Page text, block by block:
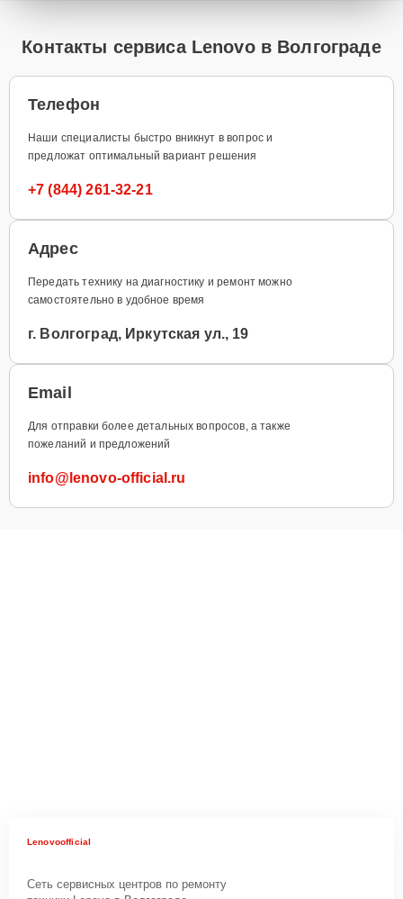
Контакты сервиса Lenovo в Волгограде
Телефон
Наши специалисты быстро вникнут в вопрос и
предложат оптимальный вариант решения
+7 (844) 261-32-21
Адрес
Передать технику на диагностику и ремонт можно
самостоятельно в удобное время
г. Волгоград, Иркутская ул., 19
Email
Для отправки более детальных вопросов, а также
пожеланий и предложений
info@lenovo-official.ru
Lenovoofficial
Сеть сервисных центров по ремонту